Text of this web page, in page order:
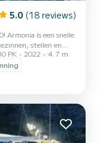
5.0 (18 reviews)
stellen en
en verborgen
uit u te verwelkomen
PK 2022
4.7 m